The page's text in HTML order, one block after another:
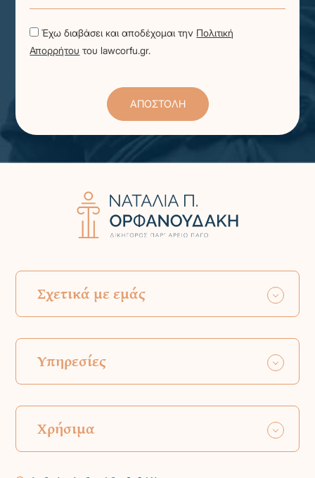
Έχω διαβάσει και αποδέχομαι την Πολιτική
Απορρήτου του lawcorfu.gr.
Σχετικά με εμάς
Υπηρεσίες
Χρήσιμα